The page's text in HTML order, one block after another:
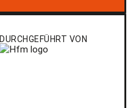
DURCHGEFÜHRT VON